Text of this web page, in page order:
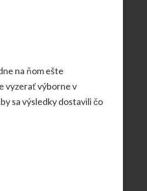
na ňom ešte
vyzerať výborne v
sa výsledky dostavili čo